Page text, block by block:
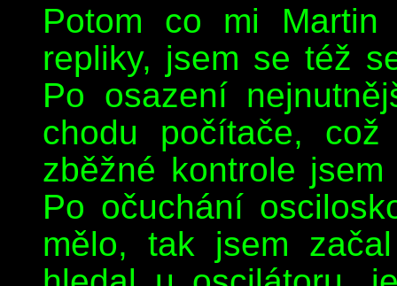
Potom co mi Martin
repliky, jsem se též
Po osazení
chodu počítače,
zběžné kontrole
Po očuchání
mělo, tak jsem